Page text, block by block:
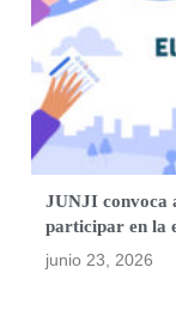
JUNJI convoca
participar en la
junio 23, 2026